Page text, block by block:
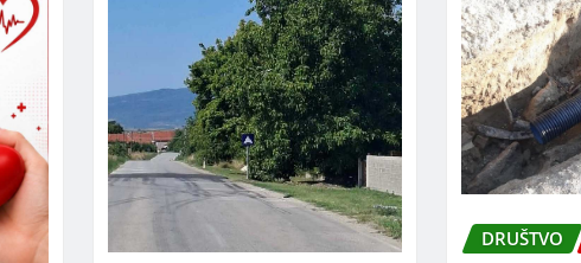
DRUŠTVO